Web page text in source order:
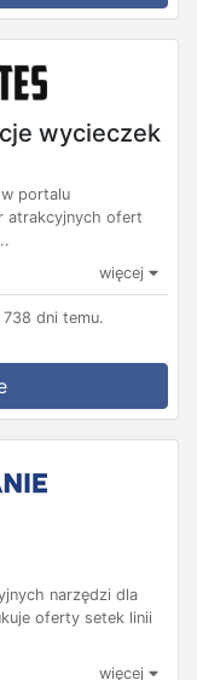
wycieczek
portalu
atrakcyjnych ofert
więcej
738 dni temu.
narzędzi dla
oferty setek linii
więcej